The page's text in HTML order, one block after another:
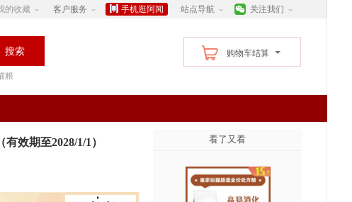
的收藏 客户服务 手机逛阿闻 站点导航 关注我们
搜索
粮
购物车结算
效期至2028/1/1） 看了又看